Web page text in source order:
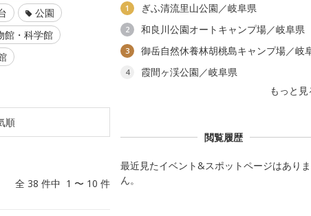
公園
館・科学館
順
全 38 件中 1 〜 10 件
1 ぎふ清流里山公園／岐阜県
2 和良川公園オートキャンプ場／岐阜県
3 御岳自然休養林胡桃島キャンプ場／岐
4
霞間ヶ渓公園／岐阜県
もっと見
閲覧履歴
最近見たイベント&スポットページはあり
ん。